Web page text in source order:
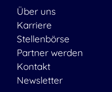
Über uns
Karriere
Stellenbörse
Partner werden
Kontakt
Newsletter